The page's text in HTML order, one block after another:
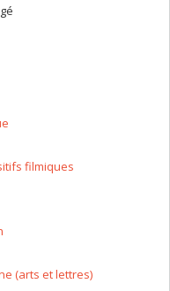
je vise à faire
une occasion de
audio-visuels de poser un
et politique,
une œuvre, d’étudier
artistiques.
actuellement à un
ayant pour but de
pratiques d'analyse
et musicales au cinéma
et ce, en recourant
performative
convoquer la réalité
ou mixte.
filmiques
(arts et lettres)